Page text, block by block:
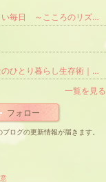
ひまわり家のやさしい毎日 ～こころのリズムをととのえて～
アラサー限界保育士のひとり暮らし生存術｜節約・副業・家計管理ブログ
一覧を見る
フォロー
ログの更新情報が届きます。